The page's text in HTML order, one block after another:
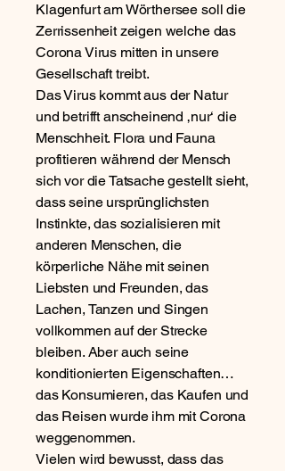
Klagenfurt am Wörthersee soll die
Zerrissenheit zeigen welche das
Corona Virus mitten in unsere
Gesellschaft treibt.
Das Virus kommt aus der Natur
und betrifft anscheinend ‚nur‘ die
Menschheit. Flora und Fauna
profitieren während der Mensch
sich vor die Tatsache gestellt sieht,
dass seine ursprünglichsten
Instinkte, das sozialisieren mit
anderen Menschen, die
körperliche Nähe mit seinen
Liebsten und Freunden, das
Lachen, Tanzen und Singen
vollkommen auf der Strecke
bleiben. Aber auch seine
konditionierten Eigenschaften…
das Konsumieren, das Kaufen und
das Reisen wurde ihm mit Corona
weggenommen.
Vielen wird bewusst, dass das